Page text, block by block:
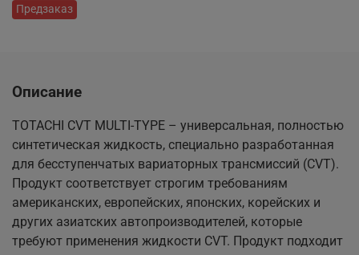
Предзаказ
Описание
TOTACHI CVT MULTI-TYPE – универсальная, полностью
синтетическая жидкость, специально разработанная
для бесступенчатых вариаторных трансмиссий (CVT).
Продукт соответствует строгим требованиям
американских, европейских, японских, корейских и
других азиатских автопроизводителей, которые
требуют применения жидкости CVT. Продукт подходит